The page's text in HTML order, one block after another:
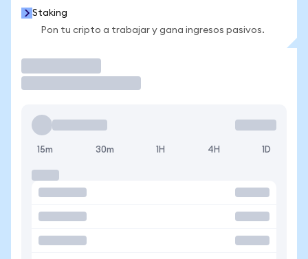
Staking
Pon tu cripto a trabajar y gana ingresos pasivos.
15m 30m 1H 4H 1D